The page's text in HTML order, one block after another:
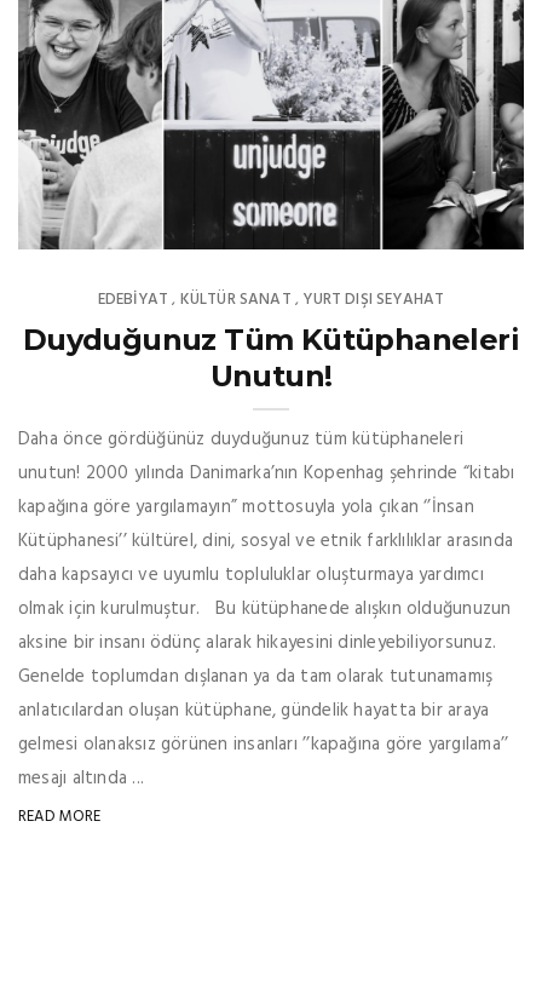
EDEBIYAT , KÜLTÜR SANAT , YURT DIŞI SEYAHAT
Duyduğunuz Tüm Kütüphaneleri
Unutun!
Daha önce gördüğünüz duyduğunuz tüm kütüphaneleri
unutun! 2000 yılında Danimarka’nın Kopenhag şehrinde “kitabı
kapağına göre yargılamayın” mottosuyla yola çıkan ‘’İnsan
Kütüphanesi’’ kültürel, dini, sosyal ve etnik farklılıklar arasında
daha kapsayıcı ve uyumlu topluluklar oluşturmaya yardımcı
olmak için kurulmuştur. Bu kütüphanede alışkın olduğunuzun
aksine bir insanı ödünç alarak hikayesini dinleyebiliyorsunuz.
Genelde toplumdan dışlanan ya da tam olarak tutunamamış
anlatıcılardan oluşan kütüphane, gündelik hayatta bir araya
gelmesi olanaksız görünen insanları ’’kapağına göre yargılama’’
mesajı altında ...
READ MORE